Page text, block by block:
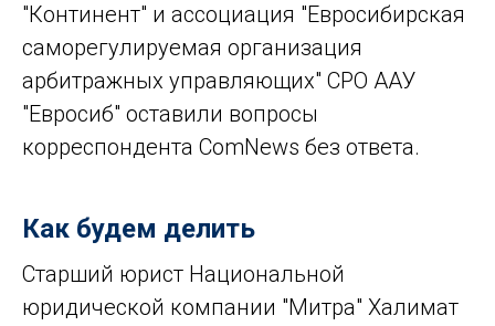
"Континент" и ассоциация "Евросибирская
саморегулируемая организация
арбитражных управляющих" СРО ААУ
"Евросиб" оставили вопросы
корреспондента ComNews без ответа.
Как будем делить
Старший юрист Национальной
юридической компании "Митра" Халимат